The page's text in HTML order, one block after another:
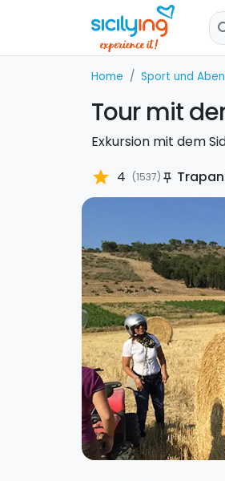
Home Sport und
Tour mit
Exkursion mit dem
star 4 (1537) push_pin